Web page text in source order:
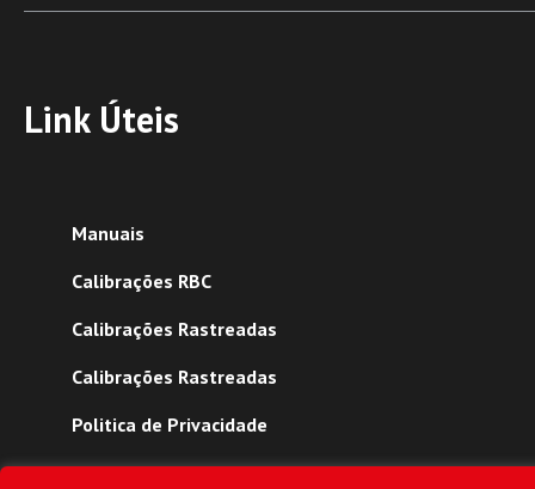
Manuais
Calibrações RBC
Calibrações Rastreadas
Calibrações Rastreadas
Politica de Privacidade
Trabalhe Conosco
Link Úteis